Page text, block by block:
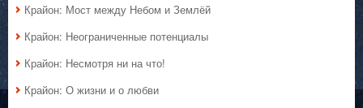
Крайон: Мост между Небом и Землёй
Крайон: Неограниченные потенциалы
Крайон: Несмотря ни на что!
Крайон: О жизни и о любви